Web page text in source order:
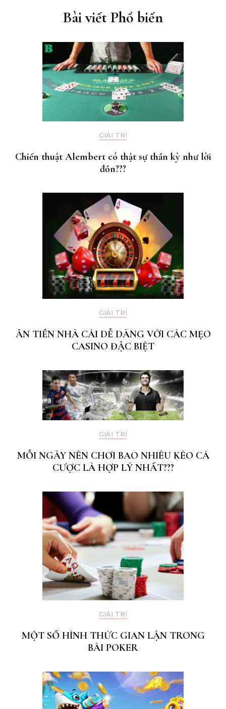
Bài viết Phổ biến
GIẢI TRÍ
Chiến thuật Alembert có thật sự thần kỳ như lời
đồn???
GIẢI TRÍ
ĂN TIỀN NHÀ CÁI DỄ DÀNG VỚI CÁC MẸO
CASINO ĐẶC BIỆT
GIẢI TRÍ
MỖI NGÀY NÊN CHƠI BAO NHIÊU KÈO CÁ
CƯỢC LÀ HỢP LÝ NHẤT???
GIẢI TRÍ
MỘT SỐ HÌNH THỨC GIAN LẬN TRONG
BÀI POKER